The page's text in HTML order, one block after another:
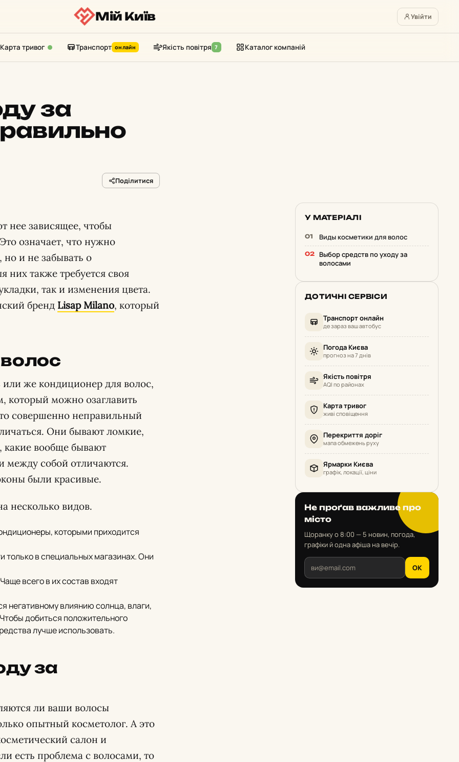
Мій Київ Увійти
Карта тривог Транспорт онлайн Якість повітря 7 Каталог компаній
за
Поділитися
нее зависящее, чтобы
означает, что нужно
но и не забывать о
них также требуется своя
так и изменения цвета.
бренд Lisap Milano, который
же кондиционер для волос,
который можно озаглавить
совершенно неправильный
Они бывают ломкие,
какие вообще бывают
между собой отличаются.
были красивые.
несколько видов.
которыми приходится
в специальных магазинах. Они
всего в их состав входят
негативному влиянию солнца, влаги,
добиться положительного
лучше использовать.
за
ли ваши волосы
опытный косметолог. А это
салон и
есть проблема с волосами, то
У МАТЕРІАЛІ
Виды косметики для волос
Выбор средств по уходу за
волосами
ДОТИЧНІ СЕРВІСИ
Транспорт онлайн
де зараз ваш автобус
Погода Києва
прогноз на 7 днів
Якість повітря
AQI по районах
Карта тривог
живі сповіщення
Перекриття доріг
мапа обмежень руху
Ярмарки Києва
графік, локації, ціни
Не проґав важливе про
місто
Щоранку о 8:00 — 5 новин, погода,
графіки й одна афіша на вечір.
OK